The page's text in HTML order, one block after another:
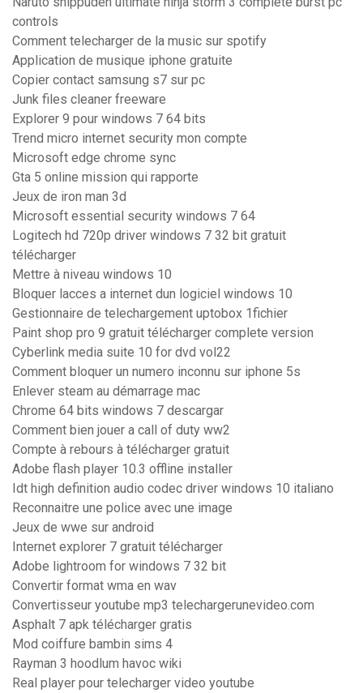
controls
Comment telecharger de la music sur spotify
Application de musique iphone gratuite
Copier contact samsung s7 sur pc
Junk files cleaner freeware
Explorer 9 pour windows 7 64 bits
Trend micro internet security mon compte
Microsoft edge chrome sync
Gta 5 online mission qui rapporte
Jeux de iron man 3d
Microsoft essential security windows 7 64
Logitech hd 720p driver windows 7 32 bit gratuit
télécharger
Mettre à niveau windows 10
Bloquer lacces a internet dun logiciel windows 10
Gestionnaire de telechargement uptobox 1fichier
Paint shop pro 9 gratuit télécharger complete version
Cyberlink media suite 10 for dvd vol22
Comment bloquer un numero inconnu sur iphone 5s
Enlever steam au démarrage mac
Chrome 64 bits windows 7 descargar
Comment bien jouer a call of duty ww2
Compte à rebours à télécharger gratuit
Adobe flash player 10.3 offline installer
Idt high definition audio codec driver windows 10 italiano
Reconnaitre une police avec une image
Jeux de wwe sur android
Internet explorer 7 gratuit télécharger
Adobe lightroom for windows 7 32 bit
Convertir format wma en wav
Convertisseur youtube mp3 telechargerunevideo.com
Asphalt 7 apk télécharger gratis
Mod coiffure bambin sims 4
Rayman 3 hoodlum havoc wiki
Real player pour telecharger video youtube